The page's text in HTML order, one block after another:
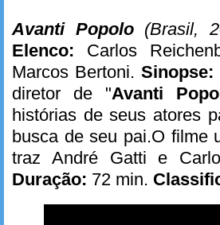
Avanti Popolo (Brasil,
Elenco: Carlos
Marcos Bertoni.Sinopse:
diretor de "Avanti
histórias de seus atores
busca de seu pai.O filme
traz André Gatti e
Duração: 72 min.